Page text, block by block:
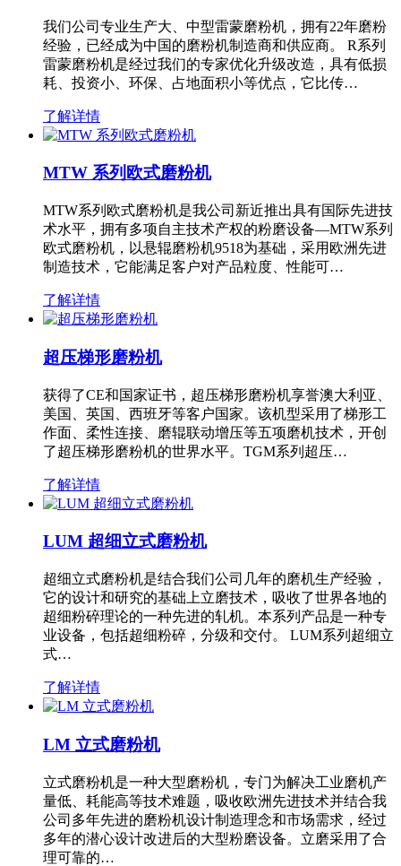
我们公司专业生产大、中型雷蒙磨粉机，拥有22年磨粉
经验，已经成为中国的磨粉机制造商和供应商。 R系列
雷蒙磨粉机是经过我们的专家优化升级改造，具有低损
耗、投资小、环保、占地面积小等优点，它比传…
了解详情
MTW 系列欧式磨粉机
MTW系列欧式磨粉机是我公司新近推出具有国际先进技
术水平，拥有多项自主技术产权的粉磨设备—MTW系列
欧式磨粉机，以悬辊磨粉机9518为基础，采用欧洲先进
制造技术，它能满足客户对产品粒度、性能可…
了解详情
超压梯形磨粉机
获得了CE和国家证书，超压梯形磨粉机享誉澳大利亚、
美国、英国、西班牙等客户国家。该机型采用了梯形工
作面、柔性连接、磨辊联动增压等五项磨机技术，开创
了超压梯形磨粉机的世界水平。TGM系列超压…
了解详情
LUM 超细立式磨粉机
超细立式磨粉机是结合我们公司几年的磨机生产经验，
它的设计和研究的基础上立磨技术，吸收了世界各地的
超细粉碎理论的一种先进的轧机。本系列产品是一种专
业设备，包括超细粉碎，分级和交付。 LUM系列超细立
式…
了解详情
LM 立式磨粉机
立式磨粉机是一种大型磨粉机，专门为解决工业磨机产
量低、耗能高等技术难题，吸收欧洲先进技术并结合我
公司多年先进的磨粉机设计制造理念和市场需求，经过
多年的潜心设计改进后的大型粉磨设备。立磨采用了合
理可靠的…